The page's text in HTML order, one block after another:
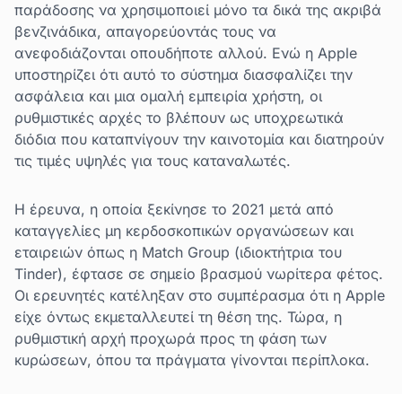
παράδοσης να χρησιμοποιεί μόνο τα δικά της ακριβά
βενζινάδικα, απαγορεύοντάς τους να
ανεφοδιάζονται οπουδήποτε αλλού. Ενώ η Apple
υποστηρίζει ότι αυτό το σύστημα διασφαλίζει την
ασφάλεια και μια ομαλή εμπειρία χρήστη, οι
ρυθμιστικές αρχές το βλέπουν ως υποχρεωτικά
διόδια που καταπνίγουν την καινοτομία και διατηρούν
τις τιμές υψηλές για τους καταναλωτές.
Η έρευνα, η οποία ξεκίνησε το 2021 μετά από
καταγγελίες μη κερδοσκοπικών οργανώσεων και
εταιρειών όπως η Match Group (ιδιοκτήτρια του
Tinder), έφτασε σε σημείο βρασμού νωρίτερα φέτος.
Οι ερευνητές κατέληξαν στο συμπέρασμα ότι η Apple
είχε όντως εκμεταλλευτεί τη θέση της. Τώρα, η
ρυθμιστική αρχή προχωρά προς τη φάση των
κυρώσεων, όπου τα πράγματα γίνονται περίπλοκα.